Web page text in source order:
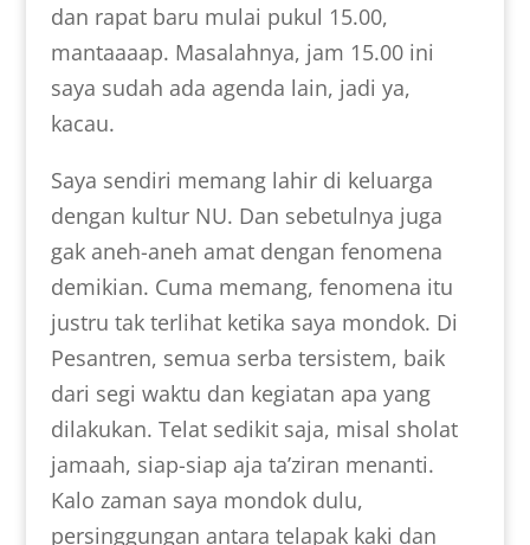
dan rapat baru mulai pukul 15.00,
mantaaaap. Masalahnya, jam 15.00 ini
saya sudah ada agenda lain, jadi ya,
kacau.
Saya sendiri memang lahir di keluarga
dengan kultur NU. Dan sebetulnya juga
gak aneh-aneh amat dengan fenomena
demikian. Cuma memang, fenomena itu
justru tak terlihat ketika saya mondok. Di
Pesantren, semua serba tersistem, baik
dari segi waktu dan kegiatan apa yang
dilakukan. Telat sedikit saja, misal sholat
jamaah, siap-siap aja ta’ziran menanti.
Kalo zaman saya mondok dulu,
persinggungan antara telapak kaki dan